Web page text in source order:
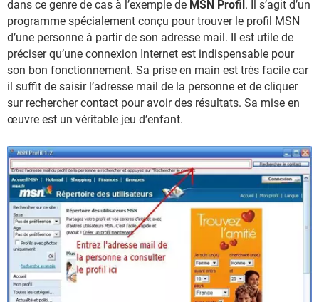
dans ce genre de cas à l’exemple de MSN Profil. Il s’agit d’un
programme spécialement conçu pour trouver le profil MSN
d’une personne à partir de son adresse mail. Il est utile de
préciser qu’une connexion Internet est indispensable pour
son bon fonctionnement. Sa prise en main est très facile car
il suffit de saisir l’adresse mail de la personne et de cliquer
sur rechercher contact pour avoir des résultats. Sa mise en
œuvre est un véritable jeu d’enfant.